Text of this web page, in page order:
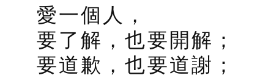
愛一個人，
要了解，也要開解；
要道歉，也要道謝；